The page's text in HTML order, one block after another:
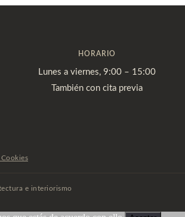
HORARIO
Lunes a viernes, 9:00 – 15:00
También con cita previa
e interiorismo